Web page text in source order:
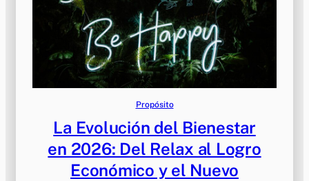
Propósito
La Evolución del Bienestar
en 2026: Del Relax al Logro
Económico y el Nuevo